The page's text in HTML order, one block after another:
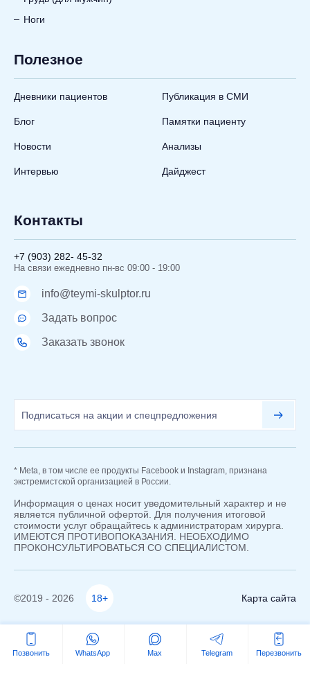
Позвонить WhatsApp Max Telegram Перезвонить
Ноги
Полезное
Дневники пациентов
Блог
Новости
Интервью
Публикация в СМИ
Памятки пациенту
Анализы
Дайджест
Контакты
+7 (903) 282- 45-32
На связи ежедневно пн-вс 09:00 - 19:00
info@teymi-skulptor.ru
Задать вопрос
Заказать звонок
* Meta, в том числе ее продукты Facebook и Instagram, признана
экстремистской организацией в России.
Информация о ценах носит уведомительный характер и не
является публичной офертой. Для получения итоговой
стоимости услуг обращайтесь к администраторам хирурга.
ИМЕЮТСЯ ПРОТИВОПОКАЗАНИЯ. НЕОБХОДИМО
ПРОКОНСУЛЬТИРОВАТЬСЯ СО СПЕЦИАЛИСТОМ.
©2019 - 2026 18+ Карта сайта